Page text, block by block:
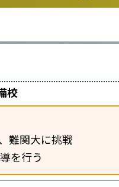
校
難関大に挑戦
を行う